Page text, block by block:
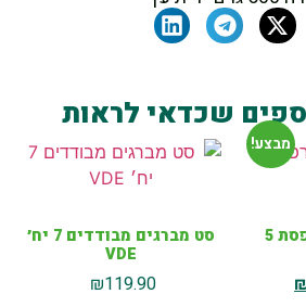
שכדאי לראות
מבצע!
קיט ערפול וצינון למרפסת 5
סט מברגים מבודדים 7 יח׳
VDE
₪119.90